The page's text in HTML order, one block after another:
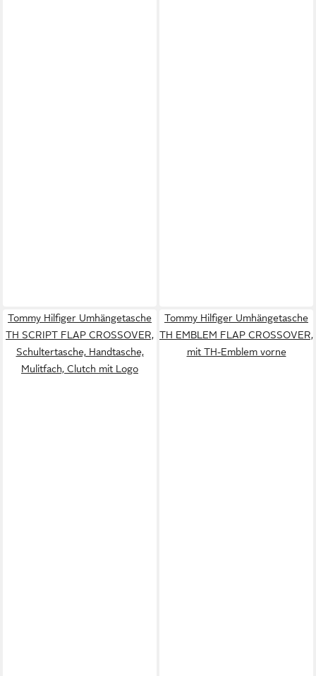
Tommy Hilfiger Umhängetasche
TH SCRIPT FLAP CROSSOVER,
Schultertasche, Handtasche,
Mulitfach, Clutch mit Logo
Tommy Hilfiger Umhängetasche
TH EMBLEM FLAP CROSSOVER,
mit TH-Emblem vorne